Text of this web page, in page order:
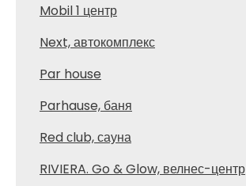
Mobil 1 центр
Next, автокомплекс
Par house
Parhause, баня
Red сlub, сауна
RIVIERA. Go & Glow, велнес-центр